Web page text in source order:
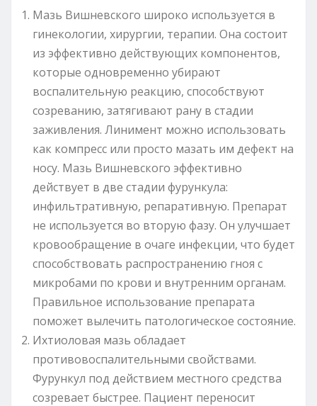
Мазь Вишневского широко используется в
гинекологии, хирургии, терапии. Она состоит
из эффективно действующих компонентов,
которые одновременно убирают
воспалительную реакцию, способствуют
созреванию, затягивают рану в стадии
заживления. Линимент можно использовать
как компресс или просто мазать им дефект на
носу. Мазь Вишневского эффективно
действует в две стадии фурункула:
инфильтративную, репаративную. Препарат
не используется во вторую фазу. Он улучшает
кровообращение в очаге инфекции, что будет
способствовать распространению гноя с
микробами по крови и внутренним органам.
Правильное использование препарата
поможет вылечить патологическое состояние.
Ихтиоловая мазь обладает
противовоспалительными свойствами.
Фурункул под действием местного средства
созревает быстрее. Пациент переносит